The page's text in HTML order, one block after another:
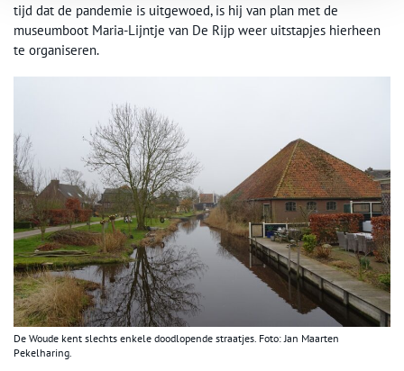
tijd dat de pandemie is uitgewoed, is hij van plan met de
museumboot Maria-Lijntje van De Rijp weer uitstapjes hierheen
te organiseren.
De Woude kent slechts enkele doodlopende straatjes. Foto: Jan Maarten
Pekelharing.